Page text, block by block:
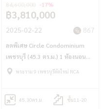
฿3,810,000
-17%
2025-02-22 867
ลดพิเศษ Circle Condominium
เพชรบุรี (45.3 ตร.ม.) 1 ห้องนอน
ใหญ่ ใกล้ MRT เพชรบุรี เพียง 800
พระราม 9 เพชรบุรีตัดใหม่ RCA
45.30ตร.ม. ชั้น11-20